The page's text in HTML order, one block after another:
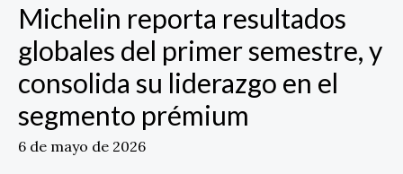
Michelin reporta resultados
globales del primer semestre, y
consolida su liderazgo en el
segmento prémium
6 de mayo de 2026
segmento
prémium